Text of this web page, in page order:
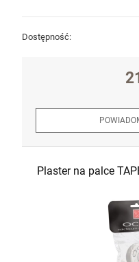
116 Battle Brown
360,00 zł
DO
Dostępność:
Plaster na palce